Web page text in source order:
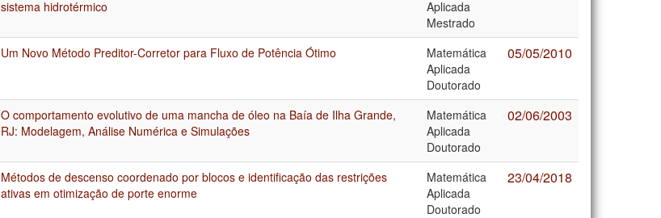
sistema hidrotérmico
Aplicada
Mestrado
Um Novo Método Preditor-Corretor para Fluxo de Potência Ótimo
Matemática
Aplicada
Doutorado
05/05/2010
O comportamento evolutivo de uma mancha de óleo na Baía de Ilha Grande,
RJ: Modelagem, Análise Numérica e Simulações
Matemática
Aplicada
Doutorado
02/06/2003
Métodos de descenso coordenado por blocos e identificação das restrições
ativas em otimização de porte enorme
Matemática
Aplicada
Doutorado
23/04/2018